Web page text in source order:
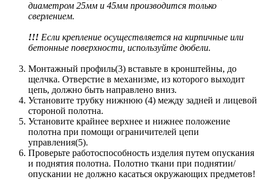
диаметром 25мм и 45мм производится только
сверлением.
!!! Если крепление осуществляется на кирпичные или
бетонные поверхности, используйте дюбели.
Монтажный профиль(3) вставьте в кронштейны, до
щелчка. Отверстие в механизме, из которого выходит
цепь, должно быть направлено вниз.
Установите трубку нижнюю (4) между задней и лицевой
стороной полотна.
Установите крайнее верхнее и нижнее положение
полотна при помощи ограничителей цепи
управления(5).
Проверьте работоспособность изделия путем опускания
и поднятия полотна. Полотно ткани при поднятии/
опускании не должно касаться окружающих предметов!